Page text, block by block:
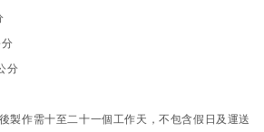
分
製作需十至二十一個工作天，不包含假日及運送